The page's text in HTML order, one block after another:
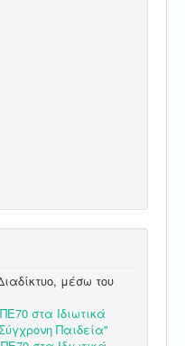
μέσω του
στα Ιδιωτικά
Παιδεία"